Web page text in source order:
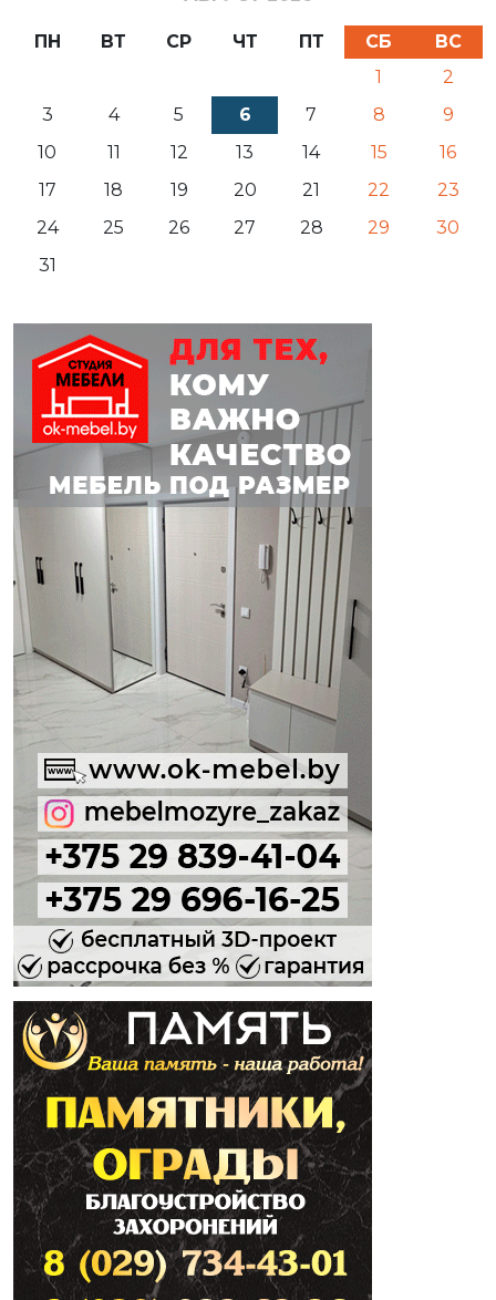
ПН ВТ СР ЧТ ПТ СБ
ВС
1
2
3
4 5 6 7 8
9
10
11 12 13 14 15
16
17
18 19 20 21 22
23
24
25 26 27 28 29
30
31